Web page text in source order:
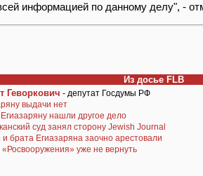
информацией по данному делу", -
Из досье FLB
Геворкович - депутат Госдумы РФ
выдачи нет
нашли другое дело
суд занял сторону Jewish Journal
и брата Егиазаряна заочно арестовали
«Росвооружения» уже не вернуть